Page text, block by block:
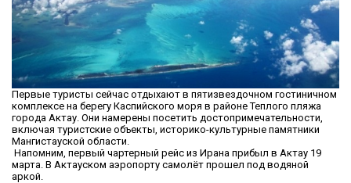
Первые туристы сейчас отдыхают в пятизвездочном гостиничном
комплексе на берегу Каспийского моря в районе Теплого пляжа
города Актау. Они намерены посетить достопримечательности,
включая туристские объекты, историко-культурные памятники
Мангистауской области.
Напомним, первый чартерный рейс из Ирана прибыл в Актау 19
марта. В Актауском аэропорту самолёт прошел под водяной
аркой.